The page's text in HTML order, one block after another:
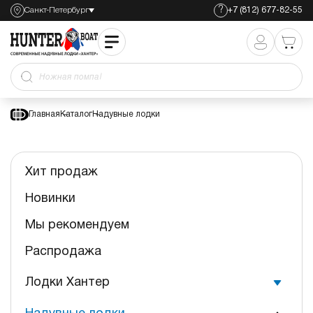
Санкт-Петербург ? +7 (812) 677-82-55
Ножная помпа
Главная КаталогНадувные лодки
Хит продаж
Новинки
Мы рекомендуем
Распродажа
Лодки Хантер